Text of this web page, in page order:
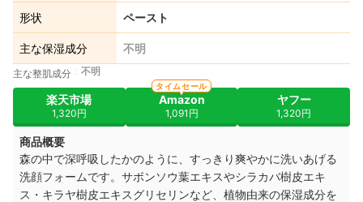
形状 ペースト
主な保湿成分 不明
主な整肌成分 不明
楽天市場
1,320円
Amazon
1,091円
タイムセール
ヤフー
1,320円
商品概要
森の中で深呼吸したかのように、すっきり爽やかに洗いあげる
洗顔フォームです。サボンソウ葉エキスやシラカバ樹皮エキ
ス・ キラヤ樹皮エキスグリセリンなど、 植物由来の保湿成分を